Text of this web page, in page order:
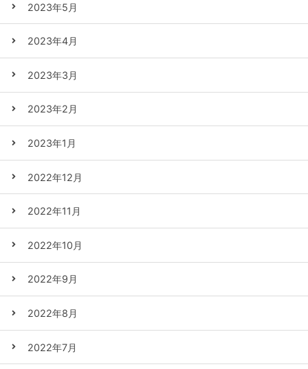
2023年5月
2023年4月
2023年3月
2023年2月
2023年1月
2022年12月
2022年11月
2022年10月
2022年9月
2022年8月
2022年7月